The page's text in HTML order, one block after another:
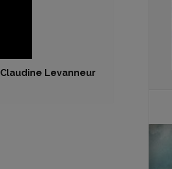
Claudine Levanneur